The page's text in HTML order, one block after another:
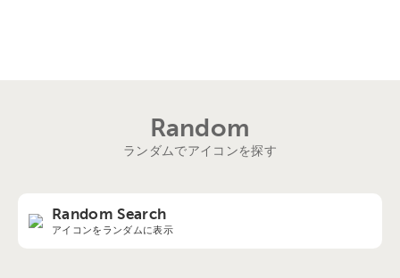
Random
ランダムでアイコンを探す
Random Search
アイコンをランダムに表示